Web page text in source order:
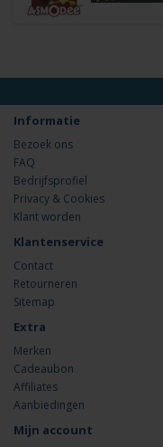
Informatie
Bezoek ons
FAQ
Bedrijfsprofiel
Privacy & Cookies
Klant worden
Klantenservice
Contact
Retourneren
Sitemap
Extra
Merken
Cadeaubon
Affiliates
Aanbiedingen
Mijn account